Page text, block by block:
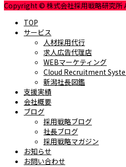
Copyright © 株式会社採用戦略研究所
TOP
サービス
人材採用代行
求人広告代理店
WEBマーケティング
Cloud Recruitment
新潟社長図鑑
支援実績
会社概要
ブログ
採用戦略ブログ
社長ブログ
採用戦略マガジン
お知らせ
お問い合わせ